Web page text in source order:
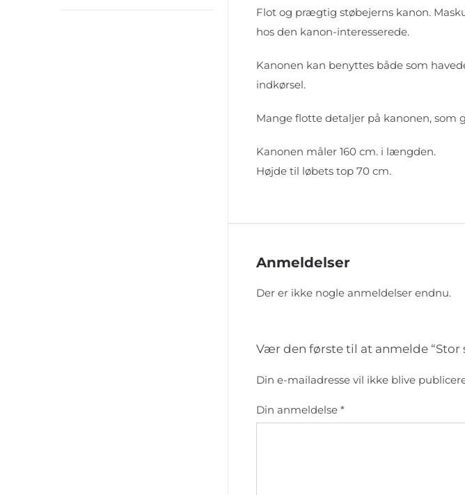
Flot og prægtig støbejerns kanon.
hos den kanon-interesserede.
Kanonen kan benyttes både som
indkørsel.
Mange flotte detaljer på kanonen, som
Kanonen måler 160 cm. i længden.
Højde til løbets top 70 cm.
Anmeldelser
Der er ikke nogle anmeldelser endnu.
Vær den første til at anmelde
Din e-mailadresse vil ikke blive
Din anmeldelse *